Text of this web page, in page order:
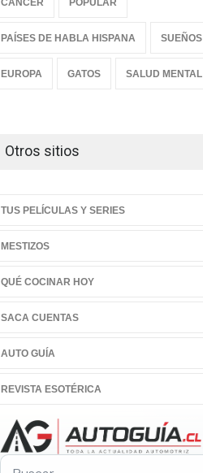
PAÍSES DE HABLA HISPANA SUEÑOS
EUROPA GATOS SALUD MENTAL
Otros sitios
TUS PELÍCULAS Y SERIES
MESTIZOS
QUÉ COCINAR HOY
SACA CUENTAS
AUTO GUÍA
REVISTA ESOTÉRICA